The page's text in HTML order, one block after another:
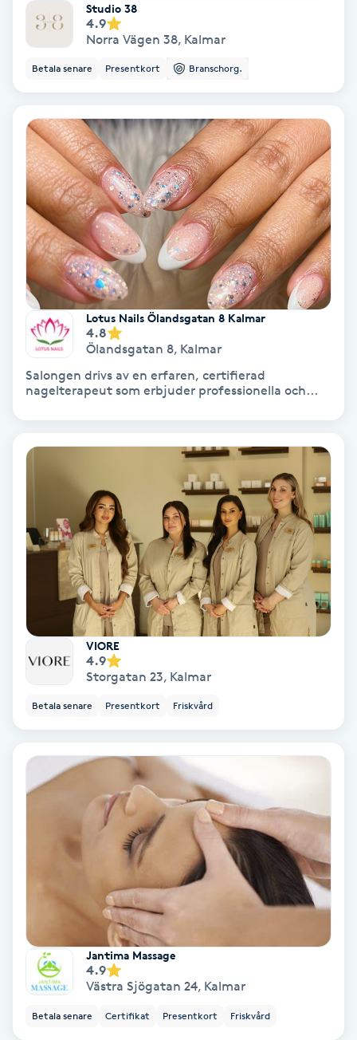
Paraffinbehandling
Pedikyr
Pensionärklippning
Permanent
Permanent hårborttagning
Permanent ögonbrynsmakeup
Personal shopper
Personlig tränare
Piercing
Pigmentbehandling
Pigmentfläckar
Plastikkirurgi
Powder brows
PRX-T33
Radiofrekvens
Rakning
Studio 38
4.9
Norra Vägen 38, Kalmar
Betala senare Presentkort Branschorg.
Lotus Nails Ölandsgatan 8 Kalmar
4.8
Ölandsgatan 8, Kalmar
Salongen drivs av en erfaren, certifierad
nagelterapeut som erbjuder professionella och...
VIORE
4.9
Storgatan 23, Kalmar
Betala senare Presentkort Friskvård
Jantima Massage
4.9
Västra Sjögatan 24, Kalmar
Betala senare Certifikat Presentkort Friskvård